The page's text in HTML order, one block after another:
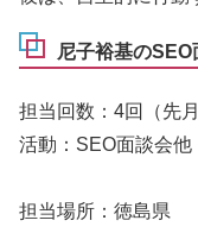
尼子裕基の
担当回数：4回（先
活動：SEO面談会他
担当場所：徳島県